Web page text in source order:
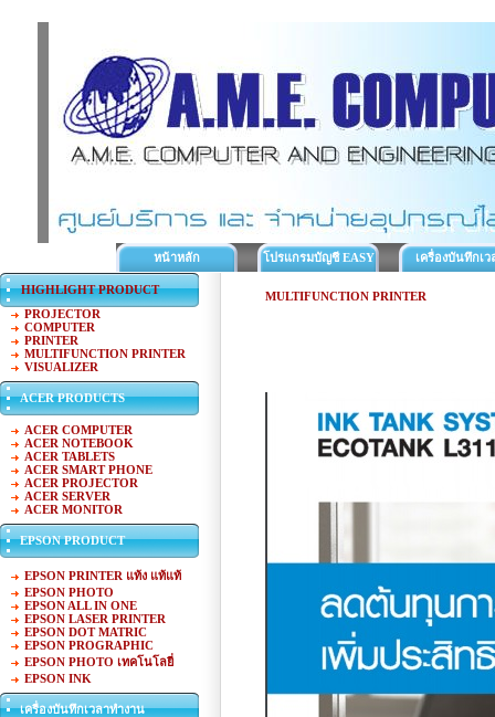
หน้าหลัก โปรแกรมบัญชี EASY เครื่องบันทึกเว
HIGHLIGHT PRODUCT
PROJECTOR
COMPUTER
PRINTER
MULTIFUNCTION PRINTER
VISUALIZER
ACER PRODUCTS
ACER COMPUTER
ACER NOTEBOOK
ACER TABLETS
ACER SMART PHONE
ACER PROJECTOR
ACER SERVER
ACER MONITOR
EPSON PRODUCT
EPSON PRINTER แท้ง แท้แท้
EPSON PHOTO
EPSON ALL IN ONE
EPSON LASER PRINTER
EPSON DOT MATRIC
EPSON PROGRAPHIC
EPSON PHOTO เทคโนโลยี่
EPSON INK
เครื่องบันทึกเวลาทำงาน
MULTIFUNCTION PRINTER